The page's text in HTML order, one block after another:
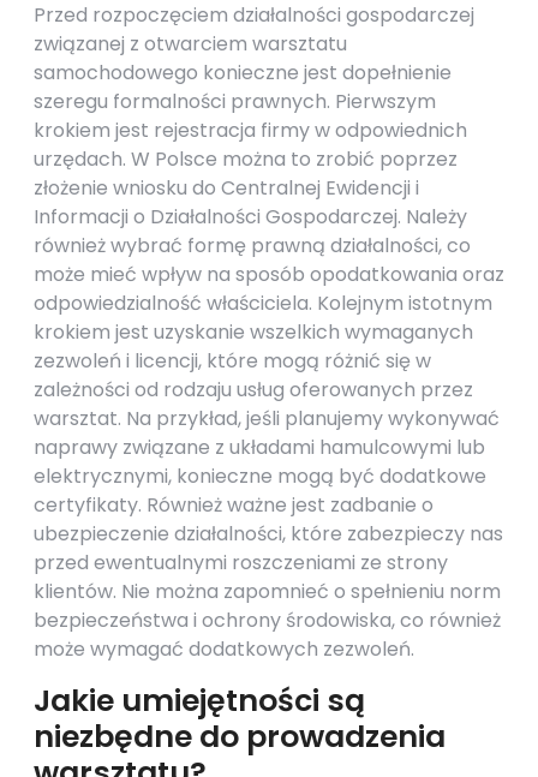
Przed rozpoczęciem działalności gospodarczej
związanej z otwarciem warsztatu
samochodowego konieczne jest dopełnienie
szeregu formalności prawnych. Pierwszym
krokiem jest rejestracja firmy w odpowiednich
urzędach. W Polsce można to zrobić poprzez
złożenie wniosku do Centralnej Ewidencji i
Informacji o Działalności Gospodarczej. Należy
również wybrać formę prawną działalności, co
może mieć wpływ na sposób opodatkowania oraz
odpowiedzialność właściciela. Kolejnym istotnym
krokiem jest uzyskanie wszelkich wymaganych
zezwoleń i licencji, które mogą różnić się w
zależności od rodzaju usług oferowanych przez
warsztat. Na przykład, jeśli planujemy wykonywać
naprawy związane z układami hamulcowymi lub
elektrycznymi, konieczne mogą być dodatkowe
certyfikaty. Również ważne jest zadbanie o
ubezpieczenie działalności, które zabezpieczy nas
przed ewentualnymi roszczeniami ze strony
klientów. Nie można zapomnieć o spełnieniu norm
bezpieczeństwa i ochrony środowiska, co również
może wymagać dodatkowych zezwoleń.
Jakie umiejętności są
niezbędne do prowadzenia